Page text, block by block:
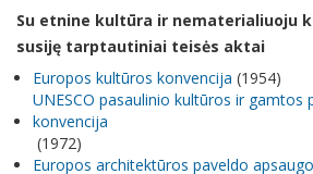
Su etnine kultūra ir nematerialiuoju
susiję tarptautiniai teisės aktai
Europos kultūros konvencija (1954)
UNESCO pasaulinio kultūros ir gamtos
konvencija
(1972)
Europos architektūros paveldo